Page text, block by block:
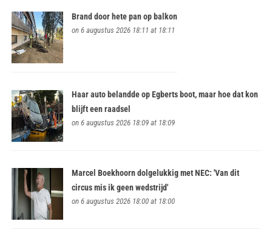
Brand door hete pan op balkon
on 6 augustus 2026 18:11 at 18:11
Haar auto belandde op Egberts boot, maar hoe dat kon
blijft een raadsel
on 6 augustus 2026 18:09 at 18:09
Marcel Boekhoorn dolgelukkig met NEC: 'Van dit
circus mis ik geen wedstrijd'
on 6 augustus 2026 18:00 at 18:00